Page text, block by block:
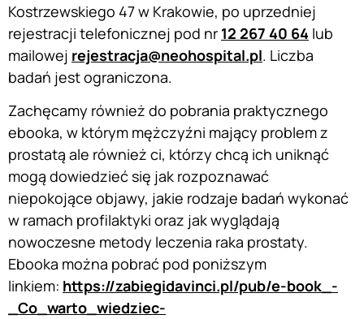
Kostrzewskiego 47 w Krakowie, po uprzedniej
rejestracji telefonicznej pod nr 12 267 40 64 lub
mailowej rejestracja@neohospital.pl. Liczba
badań jest ograniczona.
Zachęcamy również do pobrania praktycznego
ebooka, w którym mężczyźni mający problem z
prostatą ale również ci, którzy chcą ich uniknąć
mogą dowiedzieć się jak rozpoznawać
niepokojące objawy, jakie rodzaje badań wykonać
w ramach profilaktyki oraz jak wyglądają
nowoczesne metody leczenia raka prostaty.
Ebooka można pobrać pod poniższym
linkiem: https://zabiegidavinci.pl/pub/e-book_-
_Co_warto_wiedziec-